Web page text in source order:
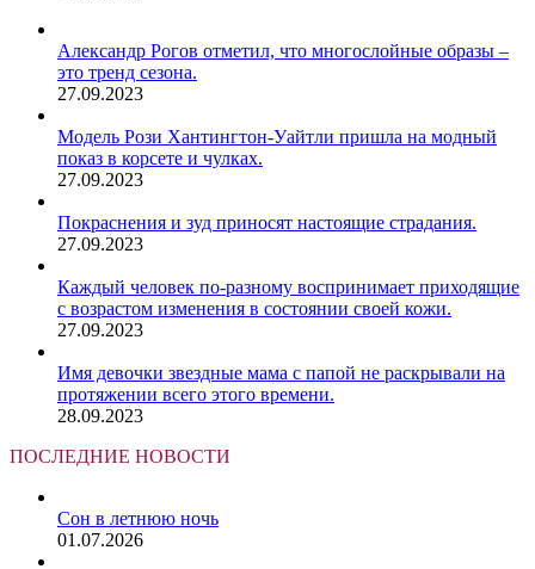
Александр Рогов отметил, что многослойные образы –
это тренд сезона.
27.09.2023
Модель Рози Хантингтон-Уайтли пришла на модный
показ в корсете и чулках.
27.09.2023
Покраснения и зуд приносят настоящие страдания.
27.09.2023
Каждый человек по-разному воспринимает приходящие
с возрастом изменения в состоянии своей кожи.
27.09.2023
Имя девочки звездные мама с папой не раскрывали на
протяжении всего этого времени.
28.09.2023
ПОСЛЕДНИЕ НОВОСТИ
Сон в летнюю ночь
01.07.2026